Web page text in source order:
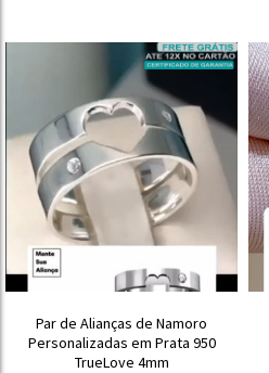
Par de Alianças de Namoro
Personalizadas em Prata 950
TrueLove 4mm